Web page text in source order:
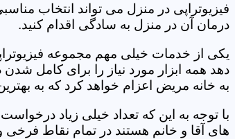
فیزیوتراپی در منزل می تواند انتخاب
درمان آن در منزل به سادگی اقدام کنید.
یکی از خدمات خیلی مهم مجموعه
دهد همه ابزار مورد نیاز را برای کامل
به خانه مریض اعزام خواهد کرد که به
با توجه به این که تعداد خیلی زیاد
های آقا و خانم هستند در تمام نقاط